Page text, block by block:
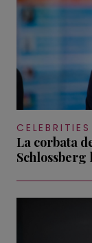
CELEBRITIES
La corbata